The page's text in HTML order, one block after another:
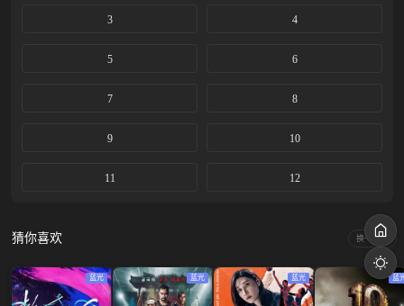
3 4
5 6
7 8
9 10
11 12
猜你喜欢 换一换
蓝光 蓝光 蓝光 蓝